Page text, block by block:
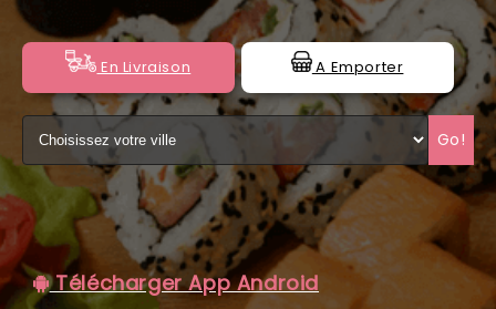
VOTRE COMPTE
NOTRE RESTAURANT
VOS AVIS
MENTIONS LÉGALES
C.G.V
En Livraison A Emporter
Go!
Télécharger App Android